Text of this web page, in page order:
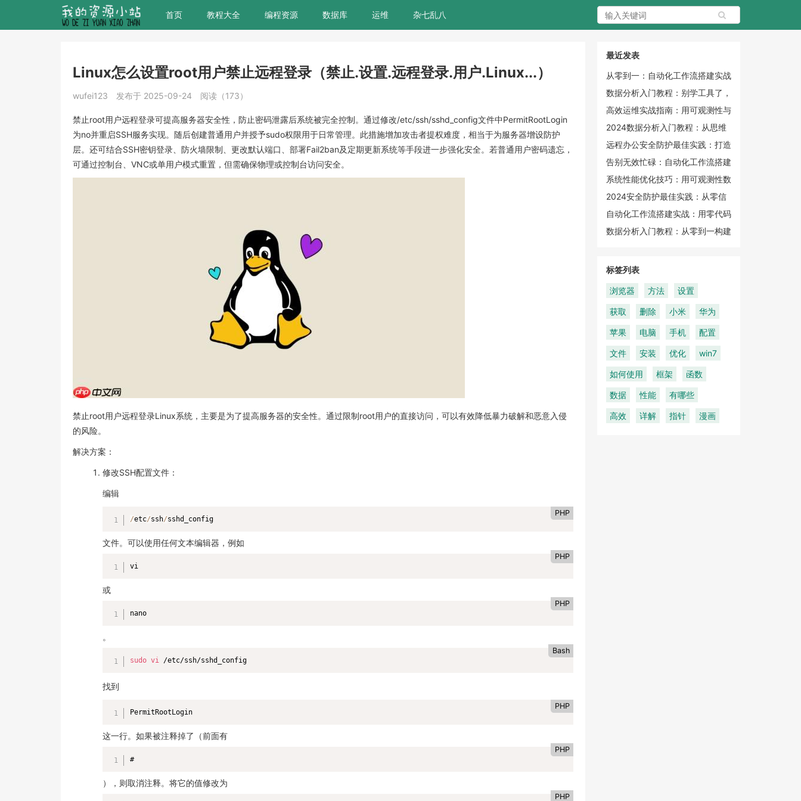
首页 教程大全 编程资源 数据库 运维 杂七乱八
Linux怎么设置root用户禁止远程登录（禁止.设置.远程登录.用户.Linux...）
wufei123 发布于 2025-09-24 阅读（173）
禁止root用户远程登录可提高服务器安全性，防止密码泄露后系统被完全控制。通过修改/etc/ssh/sshd_config文件中PermitRootLogin
为no并重启SSH服务实现。随后创建普通用户并授予sudo权限用于日常管理。此措施增加攻击者提权难度，相当于为服务器增设防护
层。还可结合SSH密钥登录、防火墙限制、更改默认端口、部署Fail2ban及定期更新系统等手段进一步强化安全。若普通用户密码遗忘，
可通过控制台、VNC或单用户模式重置，但需确保物理或控制台访问安全。
禁止root用户远程登录Linux系统，主要是为了提高服务器的安全性。通过限制root用户的直接访问，可以有效降低暴力破解和恶意入侵
的风险。
解决方案：
修改SSH配置文件：
编辑
PHP
/etc/ssh/sshd_config
文件。可以使用任何文本编辑器，例如
PHP
vi
或
PHP
nano
。
Bash
sudo vi /etc/ssh/sshd_config
找到
PHP
PermitRootLogin
这一行。如果被注释掉了（前面有
PHP
#
），则取消注释。将它的值修改为
PHP
最近发表
从零到一：自动化工作流搭建实战
指南，释放你的生产力潜能
数据分析入门教程：别学工具了，
先重构你的数据思维
高效运维实战指南：用可观测性与
自动化终结“救火”时代
2024数据分析入门教程：从思维
重塑到实战落地的完整学习地图
远程办公安全防护最佳实践：打造
零信任个人与企业防线
告别无效忙碌：自动化工作流搭建
的底层逻辑与实战闭环
系统性能优化技巧：用可观测性数
据精准定位瓶颈
2024安全防护最佳实践：从零信
任到纵深防御的实战指南
自动化工作流搭建实战：用零代码
工具解放生产力
数据分析入门教程：从零到一构建
标签列表
浏览器 方法 设置
获取 删除 小米 华为
苹果 电脑 手机 配置
文件 安装 优化 win7
如何使用 框架 函数
数据 性能 有哪些
高效 详解 指针 漫画